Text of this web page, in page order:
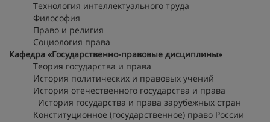
Технология интеллектуального труда
Философия
Право и религия
Социология права
Кафедра «Государственно-правовые дисциплины»
Теория государства и права
История политических и правовых учений
История отечественного государства и права
История государства и права зарубежных стран
Конституционное (государственное) право России